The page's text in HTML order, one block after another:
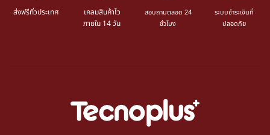
ส่งฟรีทั่วประเทศ
เคลมสินค้าไว
ภายใน 14 วัน
สอบถามตลอด 24
ชั่วโมง
ระบบชำระเงินที่
ปลอดภัย